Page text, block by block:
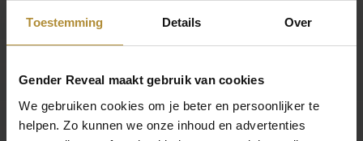
Toestemming Details Over
Gender Reveal maakt gebruik van cookies
We gebruiken cookies om je beter en persoonlijker te
helpen. Zo kunnen we onze inhoud en advertenties
Afmetingen
Collectie